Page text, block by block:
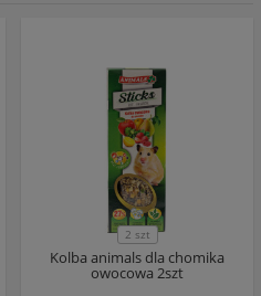
2 szt
Kolba animals dla chomika
owocowa 2szt